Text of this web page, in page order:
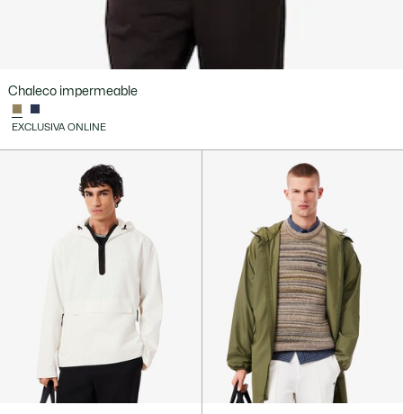
Chaleco impermeable
EXCLUSIVA ONLINE